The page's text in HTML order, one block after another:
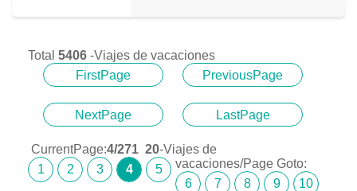
Total 5406 -Viajes de vacaciones
FirstPage
PreviousPage
NextPage LastPage
CurrentPage:4/271 20-Viajes de
vacaciones/Page Goto:
1 2 3 4
5
6
7 8 9 10